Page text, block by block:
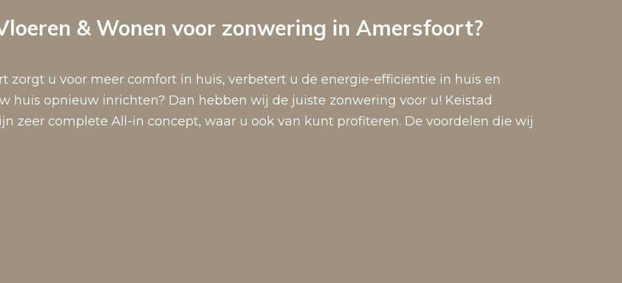
& Wonen voor zonwering in Amersfoort?
zorgt u voor meer comfort in huis, verbetert u de energie-efficiëntie in huis en
huis opnieuw inrichten? Dan hebben wij de juiste zonwering voor u! Keistad
zeer complete All-in concept, waar u ook van kunt profiteren. De voordelen die wij